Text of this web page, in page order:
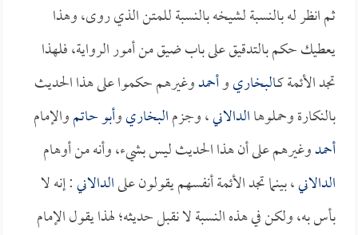
ثم انظر له بالنسبة لشيخه بالنسبة للمتن الذي روى، وهذا
يعطيك حكم بالتدقيق على باب ضيق من أمور الرواية، فلهذا
تجد الأئمة كـالبخاريوأحمدوغيرهم حكموا على هذا الحديث
بالنكارة وحملوهاالدالاني، وجزمالبخاريوأبو حاتموالإمام
أحمدوغيرهم على أن هذا الحديث ليس بشيء، وأنه من أوهام
الدالاني، بينما تجد الأئمة أنفسهم يقولون علىالدالاني: إنه لا
بأس به، ولكن في هذه النسبة لا نقبل حديثه؛ لهذا يقول الإمام